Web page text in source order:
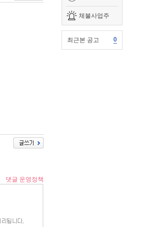
체불사업주
최근본 공고 0